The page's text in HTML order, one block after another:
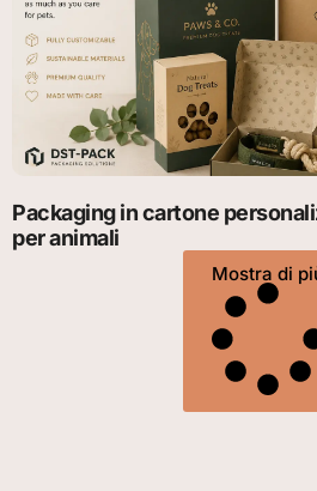
Packaging in cartone
per animali
Mostra di